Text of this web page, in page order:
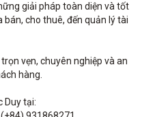
giải pháp toàn diện và tốt
cho thuê, đến quản lý tài
vẹn, chuyên nghiệp và an
hàng.
Duy tại: